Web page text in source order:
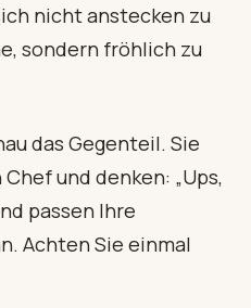
nicht anstecken zu
sondern fröhlich zu
das Gegenteil. Sie
und denken: „Ups,
passen Ihre
Achten Sie einmal